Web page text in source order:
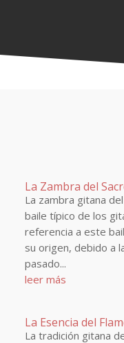
La Zambra del
La zambra gitana
baile típico de los
referencia a este
su origen, debido a
pasado...
leer más
La Esencia del
La tradición gitana